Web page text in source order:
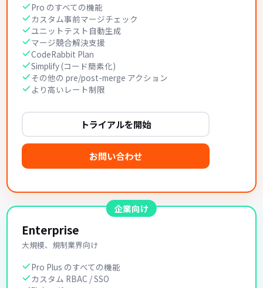
Pro のすべての機能
カスタム事前マージチェック
ユニットテスト自動生成
マージ競合解決支援
CodeRabbit Plan
Simplify (コード簡素化)
その他の pre/post-merge アクション
より高いレート制限
トライアルを開始
お問い合わせ
企業向け
Enterprise
大規模、規制業界向け
Pro Plus のすべての機能
カスタム RBAC / SSO